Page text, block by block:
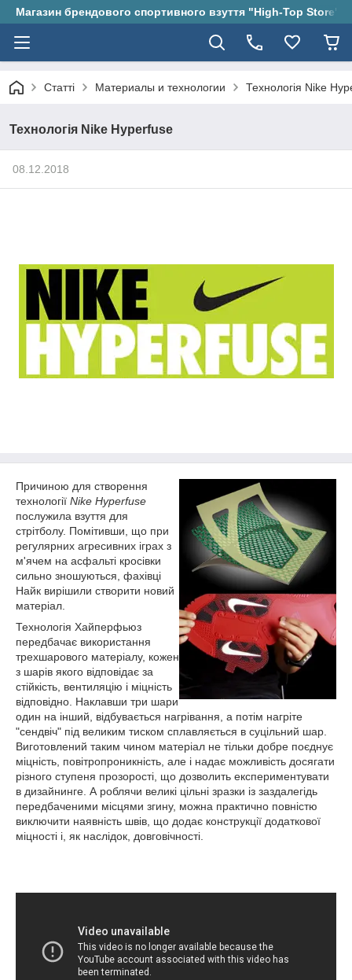
Магазин брендового спортивного взуття "High-Top Store"
Статті Материалы и технологии Технологія Nike
Технологія Nike Hyperfuse
08.12.2018
Причиною для створення
технології Nike Hyperfuse
послужила взуття для
стрітболу. Помітивши, що при
регулярних агресивних іграх з
м'ячем на асфальті кросівки
сильно зношуються, фахівці
Найк вирішили створити новий
матеріал.
Технологія Хайперфьюз
передбачає використання
трехшарового матеріалу, кожен
з шарів якого відповідає за
стійкість, вентиляцію і міцність
відповідно. Наклавши три шари
один на інший, відбувається нагрівання, а потім нагріте
"сендвіч" під великим тиском сплавляється в суцільний шар.
Виготовлений таким чином матеріал не тільки добре поєднує
міцність, повітропроникність, але і надає можливість досягати
різного ступеня прозорості, що дозволить експериментувати
в дизайнинге. А роблячи великі цільні зразки із заздалегідь
передбаченими місцями згину, можна практично повністю
виключити наявність швів, що додає конструкції додаткової
міцності і, як наслідок, довговічності.